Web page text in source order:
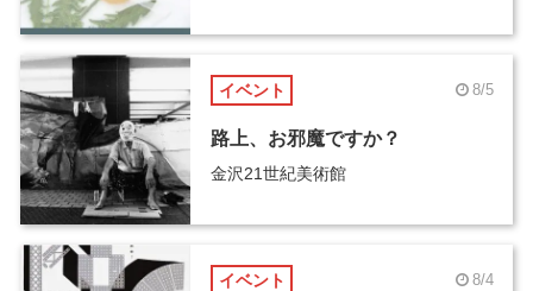
イベント 8/5
路上、お邪魔ですか？
金沢21世紀美術館
イベント 8/4